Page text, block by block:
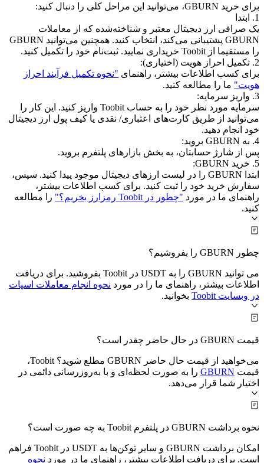
برای خرید GBURN، می‌توانید این مراحل کلی را دنبال کنید:
1. ابتدا
یک صرافی ارز دیجیتال معتبر و شناخته‌شده که از معاملات
GBURN پشتیبانی می‌کند، انتخاب کنید. همچنین می‌توانید GBURN
را مستقیما از Toobit خریداری نمایید. ثبت‌نام خود را تکمیل کنید.
2. تکمیل احراز هویت (اختیاری):
برای کسب اطلاعات بیشتر، راهنمای "نحوه تکمیل فرآیند احراز
هویت" ما را مطالعه کنید.
3. واریز سرمایه:
سرمایه مورد نظر خود را به حساب Toobit واریز کنید. این کار را
می‌توانید از طریق کارت‌های اعتباری/ نقدی یا کیف پول ارز دیجیتال
خود انجام دهید.
4. به GBURN بروید:
پس از شارژ حسابتان، به بخش بازارهای پلتفرم بروید.
5. خرید GBURN:
ابتدا GBURN را در لیست ارزهای دیجیتال موجود پیدا کنید. سپس،
سفارش خرید خود را ثبت کنید. برای کسب اطلاعات بیشتر،
راهنمای ما در مورد "چطور در Toobit رمزارز بخریم؟"
را مطالعه
کنید.
چطور GBURN را بفروشیم؟
می توانید GBURN را به USDT در Toobit بفروشید. برای دریافت
اطلاعات بیشتر، راهنمای ما را در مورد نحوه انجام معاملات اسپات
در وبسایت Toobit
بخوانید.
قیمت GBURN در حال حاضر چقدر است؟
می‌خواهید از قیمت حال حاضر GBURN مطلع شوید؟ Toobit،
قیمت GBURN را به صورت لحظه‌ای و با به‌روزرسانی دائمی در
اختیار شما قرار می‌دهد.
نحوه برداشت GBURN در پلتفرم Toobit به چه صورت است؟
امکان برداشت GBURN و سایر توکن‌ها به USDT در Toobit فراهم
است. برای دریافت اطلاعات بیشتر، راهنمای ما در مورد نحوه